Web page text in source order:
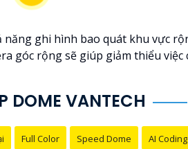
ghi hình bao quát khu vực
góc rộng sẽ giúp giảm thiểu
DOME VANTECH
Full Color Speed Dome AI Coding